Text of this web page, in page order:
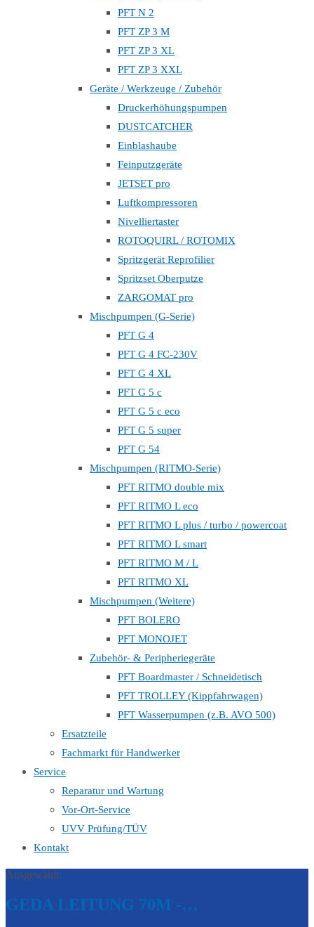
PFT N 2
PFT ZP 3 M
PFT ZP 3 XL
PFT ZP 3 XXL
Geräte / Werkzeuge / Zubehör
Druckerhöhungspumpen
DUSTCATCHER
Einblashaube
Feinputzgeräte
JETSET pro
Luftkompressoren
Nivelliertaster
ROTOQUIRL / ROTOMIX
Spritzgerät Reprofilier
Spritzset Oberputze
ZARGOMAT pro
Mischpumpen (G-Serie)
PFT G 4
PFT G 4 FC-230V
PFT G 4 XL
PFT G 5 c
PFT G 5 c eco
PFT G 5 super
PFT G 54
Mischpumpen (RITMO-Serie)
PFT RITMO double mix
PFT RITMO L eco
PFT RITMO L plus / turbo / powercoat
PFT RITMO L smart
PFT RITMO M / L
PFT RITMO XL
Mischpumpen (Weitere)
PFT BOLERO
PFT MONOJET
Zubehör- & Peripheriegeräte
PFT Boardmaster / Schneidetisch
PFT TROLLEY (Kippfahrwagen)
PFT Wasserpumpen (z.B. AVO 500)
Ersatzteile
Fachmarkt für Handwerker
Service
Reparatur und Wartung
Vor-Ort-Service
UVV Prüfung/TÜV
Kontakt
Ausgewählt:
GEDA LEITUNG 70M -…